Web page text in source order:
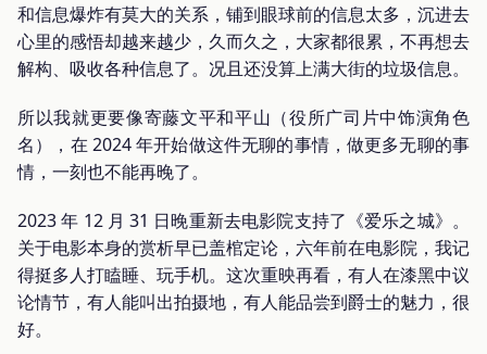
和信息爆炸有莫大的关系，铺到眼球前的信息太多，沉进去
心里的感悟却越来越少，久而久之，大家都很累，不再想去
解构、吸收各种信息了。况且还没算上满大街的垃圾信息。
所以我就更要像寄藤文平和平山（役所广司片中饰演角色
名），在 2024 年开始做这件无聊的事情，做更多无聊的事
情，一刻也不能再晚了。
2023 年 12 月 31 日晚重新去电影院支持了《爱乐之城》。
关于电影本身的赏析早已盖棺定论，六年前在电影院，我记
得挺多人打瞌睡、玩手机。这次重映再看，有人在漆黑中议
论情节，有人能叫出拍摄地，有人能品尝到爵士的魅力，很
好。